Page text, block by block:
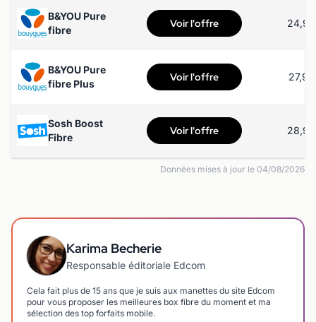
B&YOU Pure
fibre
Voir l'offre
B&YOU Pure
fibre Plus
Voir l'offre
Sosh Boost
Fibre
Voir l'offre
Données mises à jour le 04/08/2026
Karima Becherie
Responsable éditoriale Edcom
Cela fait plus de 15 ans que je suis aux manettes du site Edcom
pour vous proposer les meilleures box fibre du moment et ma
sélection des top forfaits mobile.